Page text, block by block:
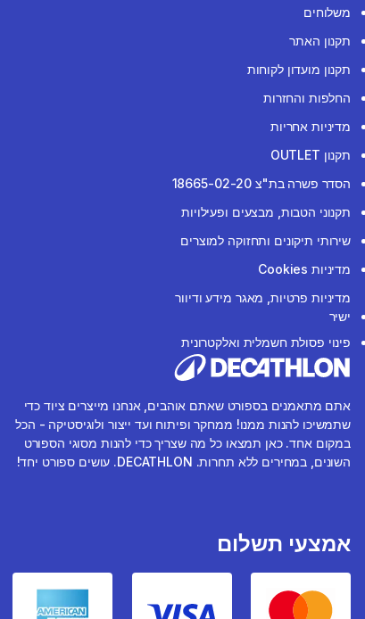
משלוחים
תקנון האתר
תקנון מועדון לקוחות
החלפות והחזרות
מדיניות אחריות
תקנון OUTLET
הסדר פשרה בת"צ 18665-02-20
תקנוני הטבות, מבצעים ופעילויות
שירותי תיקונים ותחזוקה למוצרים
מדיניות Cookies
מדיניות פרטיות, מאגר מידע ודיוור
ישיר
פינוי פסולת חשמלית ואלקטרונית
אתם מתאמנים בספורט שאתם אוהבים, אנחנו מייצרים ציוד כדי
שתמשיכו להנות ממנו! ממחקר ופיתוח ועד ייצור ולוגיסטיקה - הכל
במקום אחד. כאן תמצאו כל מה שצריך כדי להנות מסוגי הספורט
השונים, במחירים ללא תחרות. DECATHLON. עושים ספורט יחד!
אמצעי תשלום